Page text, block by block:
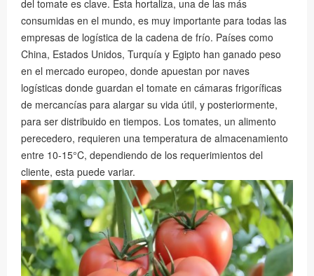
del tomate es clave. Esta hortaliza, una de las más
consumidas en el mundo, es muy importante para todas las
empresas de logística de la cadena de frío. Países como
China, Estados Unidos, Turquía y Egipto han ganado peso
en el mercado europeo, donde apuestan por naves
logísticas donde guardan el tomate en cámaras frigoríficas
de mercancías para alargar su vida útil, y posteriormente,
para ser distribuido en tiempos. Los tomates, un alimento
perecedero, requieren una temperatura de almacenamiento
entre 10-15°C, dependiendo de los requerimientos del
cliente, esta puede variar.